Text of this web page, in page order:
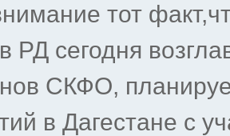
тот
РД сегодня
СКФО,
в Дагестане с